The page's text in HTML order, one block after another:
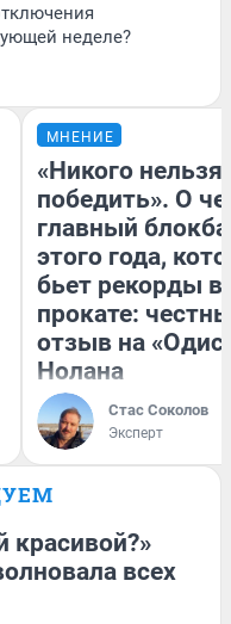
неделе?
МНЕНИЕ
«Никого нельзя
победить». О
главный
этого года,
бьет рекорды в
прокате:
отзыв на
Нолана
Стас Соколов
Эксперт
красивой?»
всех